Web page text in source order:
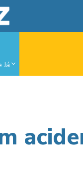
Já